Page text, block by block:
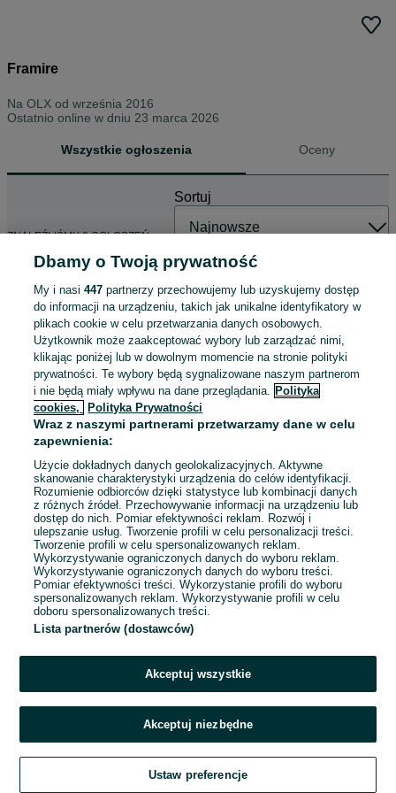
Framire
Na OLX od września 2016
Ostatnio online w dniu 23 marca 2026
Wszystkie ogłoszenia Oceny
ZNALEŹLIŚMY 0 OGŁOSZEŃ
Sortuj
Dbamy o Twoją prywatność
My i nasi447 partnerzy przechowujemy lub uzyskujemy dostęp
do informacji na urządzeniu, takich jak unikalne identyfikatory w
plikach cookie w celu przetwarzania danych osobowych.
Użytkownik może zaakceptować wybory lub zarządzać nimi,
klikając poniżej lub w dowolnym momencie na stronie polityki
prywatności. Te wybory będą sygnalizowane naszym partnerom
i nie będą miały wpływu na dane przeglądania. Polityka
cookies,
Polityka Prywatności
Wraz z naszymi partnerami przetwarzamy dane w celu
zapewnienia:
Użycie dokładnych danych geolokalizacyjnych. Aktywne
skanowanie charakterystyki urządzenia do celów identyfikacji.
Rozumienie odbiorców dzięki statystyce lub kombinacji danych
z różnych źródeł. Przechowywanie informacji na urządzeniu lub
dostęp do nich. Pomiar efektywności reklam. Rozwój i
ulepszanie usług. Tworzenie profili w celu personalizacji treści.
Tworzenie profili w celu spersonalizowanych reklam.
Wykorzystywanie ograniczonych danych do wyboru reklam.
Wykorzystywanie ograniczonych danych do wyboru treści.
Pomiar efektywności treści. Wykorzystanie profili do wyboru
spersonalizowanych reklam. Wykorzystywanie profili w celu
doboru spersonalizowanych treści.
Lista partnerów (dostawców)
Akceptuj wszystkie
Akceptuj niezbędne
Ustaw preferencje